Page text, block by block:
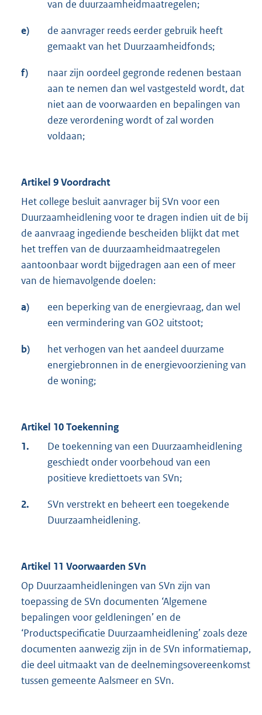
van de duurzaamheidmaatregelen;
e)
de aanvrager reeds eerder gebruik heeft
gemaakt van het Duurzaamheidfonds;
f)
naar zijn oordeel gegronde redenen bestaan
aan te nemen dan wel vastgesteld wordt, dat
niet aan de voorwaarden en bepalingen van
deze verordening wordt of zal worden
voldaan;
Artikel 9 Voordracht
Het college besluit aanvrager bij SVn voor een
Duurzaamheidlening voor te dragen indien uit de bij
de aanvraag ingediende bescheiden blijkt dat met
het treffen van de duurzaamheidmaatregelen
aantoonbaar wordt bijgedragen aan een of meer
van de hiemavolgende doelen:
a)
een beperking van de energievraag, dan wel
een vermindering van GO2 uitstoot;
b)
het verhogen van het aandeel duurzame
energiebronnen in de energievoorziening van
de woning;
Artikel 10 Toekenning
1.
De toekenning van een Duurzaamheidlening
geschiedt onder voorbehoud van een
positieve krediettoets van SVn;
2.
SVn verstrekt en beheert een toegekende
Duurzaamheidlening.
Artikel 11 Voorwaarden SVn
Op Duurzaamheidleningen van SVn zijn van
toepassing de SVn documenten ‘Algemene
bepalingen voor geldleningen’ en de
‘Productspecificatie Duurzaamheidlening’ zoals deze
documenten aanwezig zijn in de SVn informatiemap,
die deel uitmaakt van de deelnemingsovereenkomst
tussen gemeente Aalsmeer en SVn.